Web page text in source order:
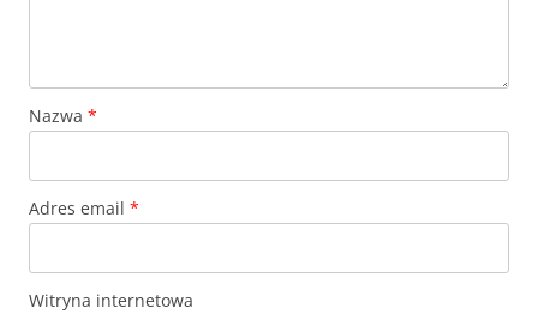
Nazwa *
Adres email *
Witryna internetowa